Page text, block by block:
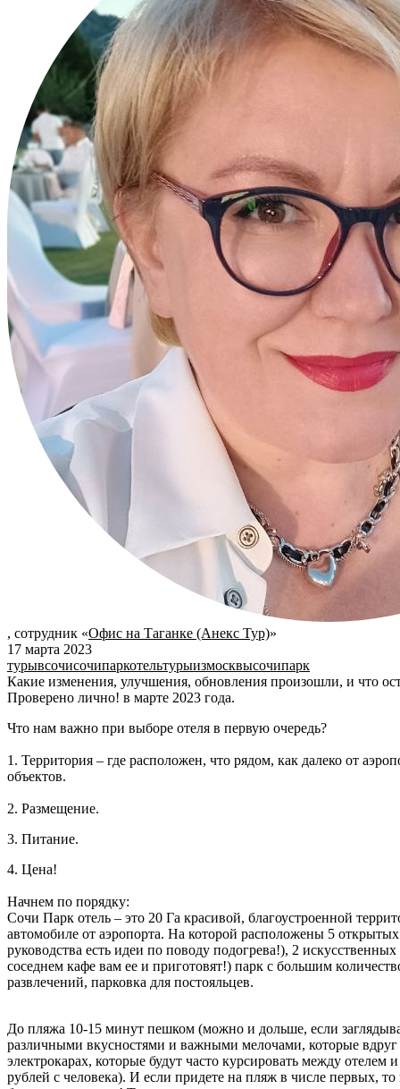
, сотрудник «Офис на Таганке (Анекс Тур)»
17 марта 2023
турывсочисочипаркотельтурыизмосквысочипарк
Какие изменения, улучшения, обновления произошли, и что
Проверено лично! в марте 2023 года.
Что нам важно при выборе отеля в первую очередь?
1. Территория – где расположен, что рядом, как далеко от
объектов.
2. Размещение.
3. Питание.
4. Цена!
Начнем по порядку:
Сочи Парк отель – это 20 Га красивой, благоустроенной
автомобиле от аэропорта. На которой расположены 5
руководства есть идеи по поводу подогрева!), 2
соседнем кафе вам ее и приготовят!) парк с большим
развлечений, парковка для постояльцев.
До пляжа 10-15 минут пешком (можно и дольше, если
различными вкусностями и важными мелочами, которые
электрокарах, которые будут часто курсировать между
рублей с человека). И если придете на пляж в числе первых,